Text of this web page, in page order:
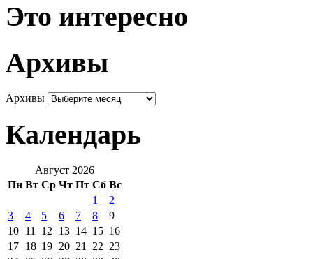
Это интересно
Архивы
Архивы
Календарь
Август 2026
Пн Вт Ср Чт Пт Сб Вс
1
2
3
4 5 6 7 8
9
10 11 12 13 14 15 16
17 18 19 20 21 22 23